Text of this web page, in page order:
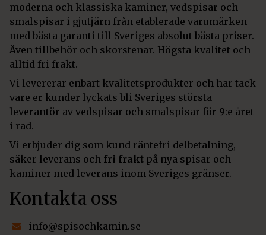
moderna och klassiska kaminer, vedspisar och
smalspisar i gjutjärn från etablerade varumärken
med bästa garanti till Sveriges absolut bästa priser.
Även tillbehör och skorstenar. Högsta kvalitet och
alltid fri frakt.
Vi levererar enbart kvalitetsprodukter och har tack
vare er kunder lyckats bli Sveriges största
leverantör av vedspisar och smalspisar för 9:e året
i rad.
Vi erbjuder dig som kund räntefri delbetalning,
säker leverans och fri frakt på nya spisar och
kaminer med leverans inom Sveriges gränser.
Kontakta oss
info@spisochkamin.se